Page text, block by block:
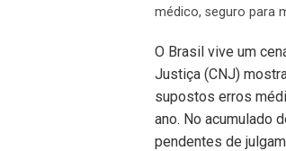
médico, seguro para
O Brasil vive um
Justiça (CNJ)
supostos erros
ano. No acumulado
pendentes de